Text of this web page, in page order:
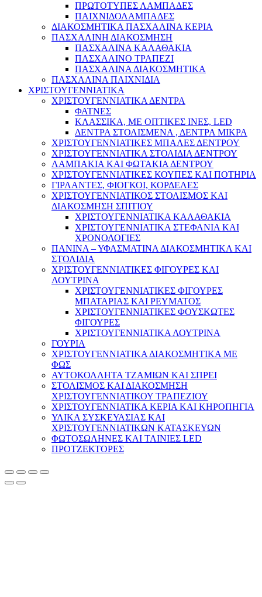
ΠΡΩΤΟΤΥΠΕΣ ΛΑΜΠΑΔΕΣ
ΠΑΙΧΝΙΔΟΛΑΜΠΑΔΕΣ
ΔΙΑΚΟΣΜΗΤΙΚΑ ΠΑΣΧΑΛΙΝΑ ΚΕΡΙΑ
ΠΑΣΧΑΛΙΝΗ ΔΙΑΚΟΣΜΗΣΗ
ΠΑΣΧΑΛΙΝΑ ΚΑΛΑΘΑΚΙΑ
ΠΑΣΧΑΛΙΝΟ ΤΡΑΠΕΖΙ
ΠΑΣΧΑΛΙΝΑ ΔΙΑΚΟΣΜΗΤΙΚΑ
ΠΑΣΧΑΛΙΝΑ ΠΑΙΧΝΙΔΙΑ
ΧΡΙΣΤΟΥΓΕΝΝΙΑΤΙΚΑ
ΧΡΙΣΤΟΥΓΕΝΝΙΑΤΙΚΑ ΔΕΝΤΡΑ
ΦΑΤΝΕΣ
ΚΛΑΣΣΙΚΑ, ΜΕ ΟΠΤΙΚΕΣ ΙΝΕΣ, LED
ΔΕΝΤΡΑ ΣΤΟΛΙΣΜΕΝΑ , ΔΕΝΤΡΑ ΜΙΚΡΑ
ΧΡΙΣΤΟΥΓΕΝΝΙΑΤΙΚΕΣ ΜΠΑΛΕΣ ΔΕΝΤΡΟΥ
ΧΡΙΣΤΟΥΓΕΝΝΙΑΤΙΚΑ ΣΤΟΛΙΔΙΑ ΔΕΝΤΡΟΥ
ΛΑΜΠΑΚΙΑ ΚΑΙ ΦΩΤΑΚΙΑ ΔΕΝΤΡΟΥ
ΧΡΙΣΤΟΥΓΕΝΝΙΑΤΙΚΕΣ ΚΟΥΠΕΣ ΚΑΙ ΠΟΤΗΡΙΑ
ΓΙΡΛΑΝΤΕΣ, ΦΙΟΓΚΟΙ, ΚΟΡΔΕΛΕΣ
ΧΡΙΣΤΟΥΓΕΝΝΙΑΤΙΚΟΣ ΣΤΟΛΙΣΜΟΣ ΚΑΙ
ΔΙΑΚΟΣΜΗΣΗ ΣΠΙΤΙΟΥ
ΧΡΙΣΤΟΥΓΕΝΝΙΑΤΙΚΑ ΚΑΛΑΘΑΚΙΑ
ΧΡΙΣΤΟΥΓΕΝΝΙΑΤΙΚΑ ΣΤΕΦΑΝΙΑ ΚΑΙ
ΧΡΟΝΟΛΟΓΙΕΣ
ΠΑΝΙΝΑ – ΥΦΑΣΜΑΤΙΝΑ ΔΙΑΚΟΣΜΗΤΙΚΑ ΚΑΙ
ΣΤΟΛΙΔΙΑ
ΧΡΙΣΤΟΥΓΕΝΝΙΑΤΙΚΕΣ ΦΙΓΟΥΡΕΣ ΚΑΙ
ΛΟΥΤΡΙΝΑ
ΧΡΙΣΤΟΥΓΕΝΝΙΑΤΙΚΕΣ ΦΙΓΟΥΡΕΣ
ΜΠΑΤΑΡΙΑΣ ΚΑΙ ΡΕΥΜΑΤΟΣ
ΧΡΙΣΤΟΥΓΕΝΝΙΑΤΙΚΕΣ ΦΟΥΣΚΩΤΕΣ
ΦΙΓΟΥΡΕΣ
ΧΡΙΣΤΟΥΓΕΝΝΙΑΤΙΚΑ ΛΟΥΤΡΙΝΑ
ΓΟΥΡΙΑ
ΧΡΙΣΤΟΥΓΕΝΝΙΑΤΙΚΑ ΔΙΑΚΟΣΜΗΤΙΚΑ ΜΕ
ΦΩΣ
ΑΥΤΟΚΟΛΛΗΤΑ ΤΖΑΜΙΩΝ ΚΑΙ ΣΠΡΕΙ
ΣΤΟΛΙΣΜΟΣ ΚΑΙ ΔΙΑΚΟΣΜΗΣΗ
ΧΡΙΣΤΟΥΓΕΝΝΙΑΤΙΚΟΥ ΤΡΑΠΕΖΙΟΥ
ΧΡΙΣΤΟΥΓΕΝΝΙΑΤΙΚΑ ΚΕΡΙΑ ΚΑΙ ΚΗΡΟΠΗΓΙΑ
ΥΛΙΚΑ ΣΥΣΚΕΥΑΣΙΑΣ ΚΑΙ
ΧΡΙΣΤΟΥΓΕΝΝΙΑΤΙΚΩΝ ΚΑΤΑΣΚΕΥΩΝ
ΦΩΤΟΣΩΛΗΝΕΣ ΚΑΙ ΤΑΙΝΙΕΣ LED
ΠΡΟΤΖΕΚΤΟΡΕΣ